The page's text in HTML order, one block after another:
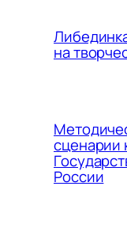
на
сценарии
России